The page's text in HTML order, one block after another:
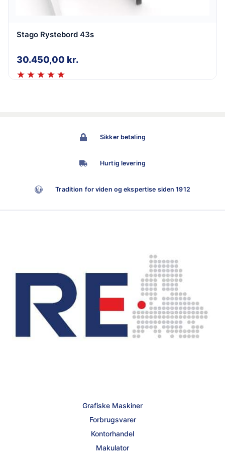
Stago Rystebord 43s
30.450,00 kr.
Sikker betaling
Hurtig levering
Tradition for viden og ekspertise siden 1912
Grafiske Maskiner
Forbrugsvarer
Kontorhandel
Makulator